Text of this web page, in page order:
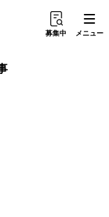
募集中 メニュー